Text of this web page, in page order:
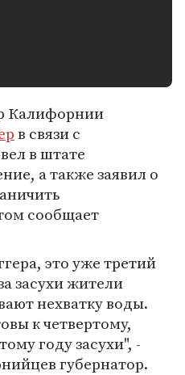
Калифорнии
в связи с
в штате
а также заявил о
сообщает
это уже третий
засухи жители
нехватку воды.
к четвертому,
году засухи", -
губернатор.